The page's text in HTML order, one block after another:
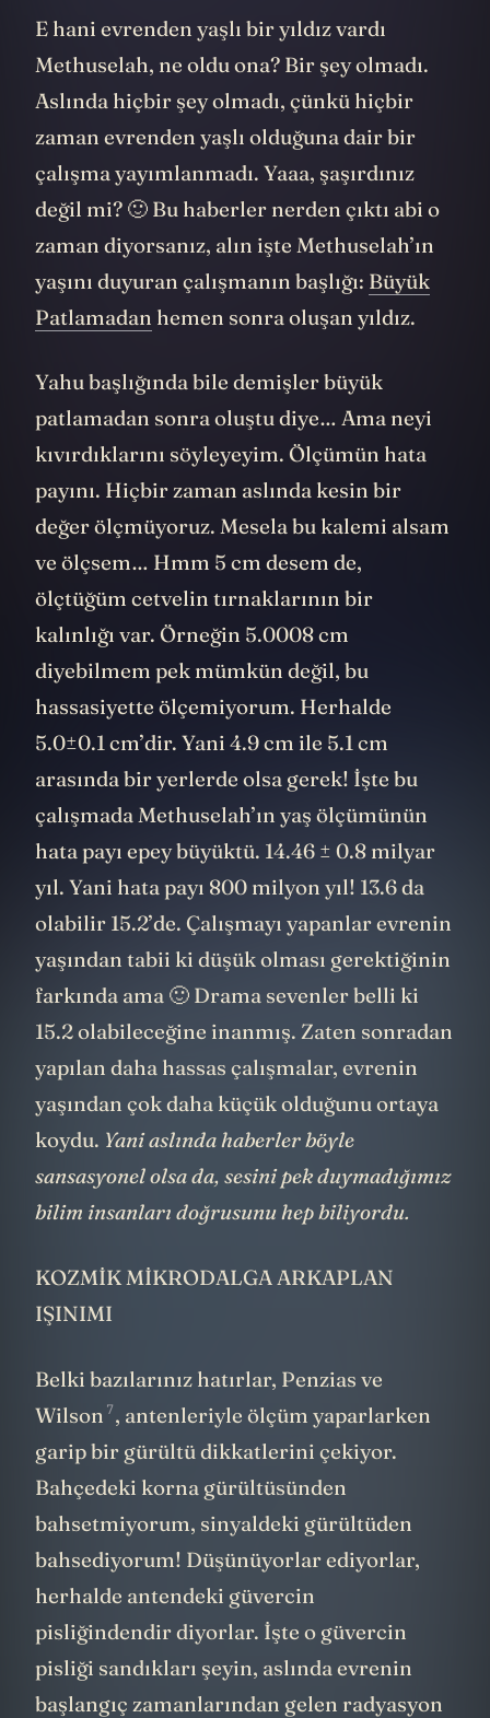
E hani evrenden yaşlı bir yıldız vardı
Methuselah, ne oldu ona? Bir şey olmadı.
Aslında hiçbir şey olmadı, çünkü hiçbir
zaman evrenden yaşlı olduğuna dair bir
çalışma yayımlanmadı. Yaaa, şaşırdınız
değil mi? 🙂 Bu haberler nerden çıktı abi o
zaman diyorsanız, alın işte Methuselah’ın
yaşını duyuran çalışmanın başlığı: Büyük
Patlamadan hemen sonra oluşan yıldız.
Yahu başlığında bile demişler büyük
patlamadan sonra oluştu diye… Ama neyi
kıvırdıklarını söyleyeyim. Ölçümün hata
payını. Hiçbir zaman aslında kesin bir
değer ölçmüyoruz. Mesela bu kalemi alsam
ve ölçsem… Hmm 5 cm desem de,
ölçtüğüm cetvelin tırnaklarının bir
kalınlığı var. Örneğin 5.0008 cm
diyebilmem pek mümkün değil, bu
hassasiyette ölçemiyorum. Herhalde
5.0±0.1 cm’dir. Yani 4.9 cm ile 5.1 cm
arasında bir yerlerde olsa gerek! İşte bu
çalışmada Methuselah’ın yaş ölçümünün
hata payı epey büyüktü. 14.46 ± 0.8 milyar
yıl. Yani hata payı 800 milyon yıl! 13.6 da
olabilir 15.2’de. Çalışmayı yapanlar evrenin
yaşından tabii ki düşük olması gerektiğinin
farkında ama 🙂 Drama sevenler belli ki
15.2 olabileceğine inanmış. Zaten sonradan
yapılan daha hassas çalışmalar, evrenin
yaşından çok daha küçük olduğunu ortaya
koydu. Yani aslında haberler böyle
sansasyonel olsa da, sesini pek duymadığımız
bilim insanları doğrusunu hep biliyordu.
KOZMİK MİKRODALGA ARKAPLAN
IŞINIMI
Belki bazılarınız hatırlar, Penzias ve
Wilson 7, antenleriyle ölçüm yaparlarken
garip bir gürültü dikkatlerini çekiyor.
Bahçedeki korna gürültüsünden
bahsetmiyorum, sinyaldeki gürültüden
bahsediyorum! Düşünüyorlar ediyorlar,
herhalde antendeki güvercin
pisliğindendir diyorlar. İşte o güvercin
pisliği sandıkları şeyin, aslında evrenin
başlangıç zamanlarından gelen radyasyon